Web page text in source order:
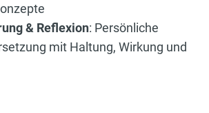
& Reflexion: Persönliche
mit Haltung, Wirkung und